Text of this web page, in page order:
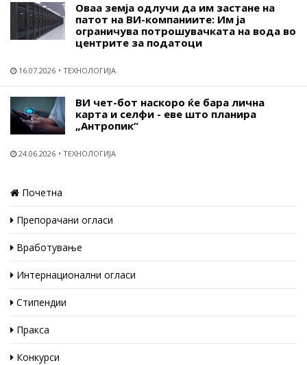
Оваа земја одлучи да им застане на
патот на ВИ-компаниите: Им ја
ограничува потрошувачката на вода во
центрите за податоци
16.07.2026 ТЕХНОЛОГИЈА
ВИ чет-бот наскоро ќе бара лична
карта и селфи - еве што планира
„Антропик“
24.06.2026 ТЕХНОЛОГИЈА
Почетна
Препорачани огласи
Вработување
Интернационални огласи
Стипендии
Пракса
Конкурси